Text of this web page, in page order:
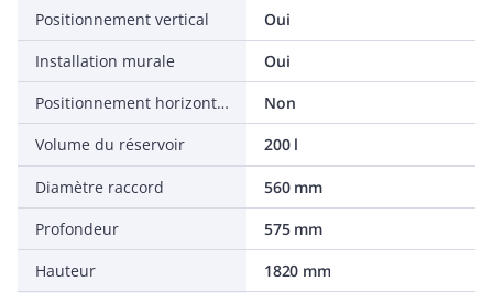
Positionnement vertical
Oui
Installation murale
Oui
Positionnement horizontal
Non
Volume du réservoir
200 l
Diamètre raccord
560 mm
Profondeur
575 mm
Hauteur
1820 mm